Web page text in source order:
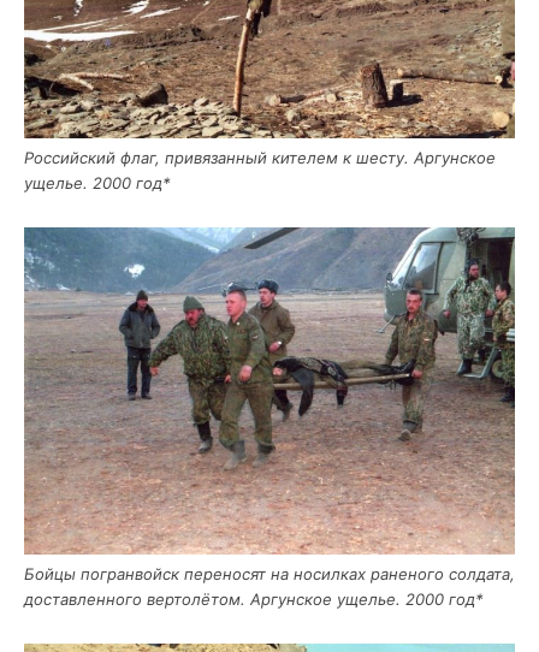
Рос­сий­ский флаг, при­вя­зан­ный ките­лем к шесту. Аргун­ское
уще­лье. 2000 год*
Бой­цы погран­войск пере­но­сят на носил­ках ране­но­го сол­да­та,
достав­лен­но­го вер­то­лё­том. Аргун­ское уще­лье. 2000 год*